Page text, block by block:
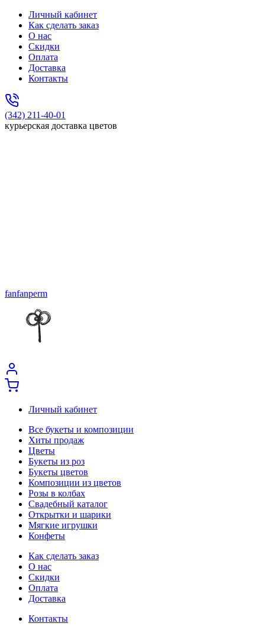
Личный кабинет
Как сделать заказ
О нас
Скидки
Оплата
Доставка
Контакты
(342) 211-40-01
курьерская доставка цветов
fanfanperm
Личный кабинет
Все букеты и композиции
Хиты продаж
Цветы
Букеты из роз
Букеты цветов
Композиции из цветов
Розы в колбах
Свадебный каталог
Открытки и шарики
Мягкие игрушки
Конфеты
Как сделать заказ
О нас
Скидки
Оплата
Доставка
Контакты